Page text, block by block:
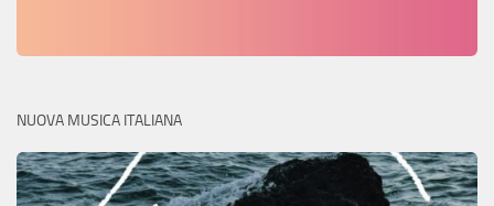
NUOVA MUSICA ITALIANA